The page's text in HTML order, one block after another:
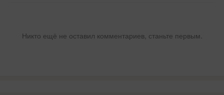
Никто ещё не оставил комментариев, станьте первым.